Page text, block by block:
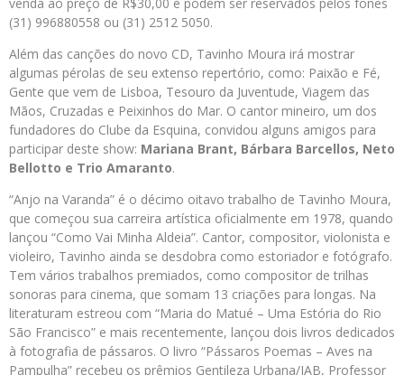
(31) 996880558 ou (31) 2512 5050.
Além das canções do novo CD, Tavinho Moura irá mostrar
algumas pérolas de seu extenso repertório, como: Paixão e Fé,
Gente que vem de Lisboa, Tesouro da Juventude, Viagem das
Mãos, Cruzadas e Peixinhos do Mar. O cantor mineiro, um dos
fundadores do Clube da Esquina, convidou alguns amigos para
participar deste show: Mariana Brant, Bárbara Barcellos, Neto
Bellotto e Trio Amaranto.
“Anjo na Varanda” é o décimo oitavo trabalho de Tavinho Moura,
que começou sua carreira artística oficialmente em 1978, quando
lançou “Como Vai Minha Aldeia”. Cantor, compositor, violonista e
violeiro, Tavinho ainda se desdobra como estoriador e fotógrafo.
Tem vários trabalhos premiados, como compositor de trilhas
sonoras para cinema, que somam 13 criações para longas. Na
literaturam estreou com “Maria do Matué – Uma Estória do Rio
São Francisco” e mais recentemente, lançou dois livros dedicados
à fotografia de pássaros. O livro “Pássaros Poemas – Aves na
Pampulha” recebeu os prêmios Gentileza Urbana/IAB, Professor